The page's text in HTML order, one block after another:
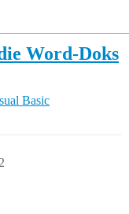
Word-Doks
Basic